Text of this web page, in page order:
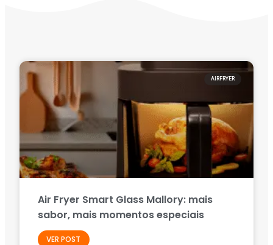
AIRFRYER
Air Fryer Smart Glass Mallory: mais
sabor, mais momentos especiais
VER POST